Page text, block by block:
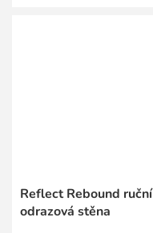
Reflect Rebound ruční
odrazová stěna